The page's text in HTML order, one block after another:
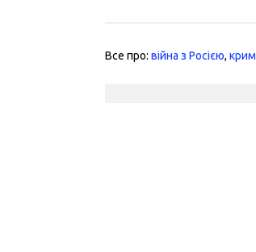
Все про:війна з Росією,крим